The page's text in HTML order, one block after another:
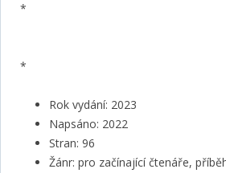
*
*
Rok vydání: 2023
Napsáno: 2022
Stran: 96
Žánr: pro začínající čtenáře,